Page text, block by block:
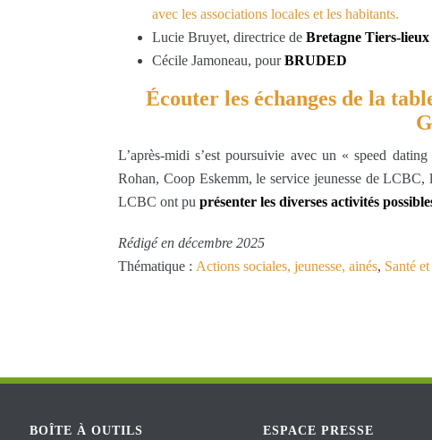
avec les associations locales et les habitants.
Lucie Bruyet, directrice de Bretagne Tiers-lieux
Cécile Jamoneau, pourBRUDED
Écouter les échanges de la
L’après-midi s’est poursuivie avec un « speed
Rohan, Coop Eskemm, le service jeunesse de
LCBC ont pu présenter les diverses activités
Rédigé en décembre 2025
Thématique : Actions sociales, jeunesse, ainés, Santé
BOÎTE À OUTILS ESPACE PRESSE